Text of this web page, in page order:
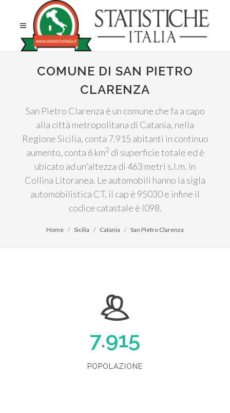
COMUNE DI SAN PIETRO
CLARENZA
San Pietro Clarenza è un comune che fa a capo
alla città metropolitana di Catania, nella
Regione Sicilia, conta 7.915 abitanti in continuo
aumento, conta 6 km2 di superficie totale ed è
ubicato ad un'altezza di 463 metri s.l.m. In
Collina Litoranea. Le automobili hanno la sigla
automobilistica CT, il cap è 95030 e infine il
codice catastale è I098.
Home Sicilia Catania San Pietro Clarenza
7.915
POPOLAZIONE